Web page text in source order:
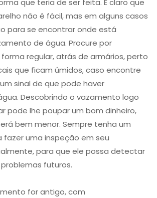
não é fácil, mas em alguns casos
para se encontrar onde está
de água. Procure por
regular, atrás de armários, perto
que ficam úmidos, caso encontre
sinal de que pode haver
Descobrindo o vazamento logo
pode lhe poupar um bom dinheiro,
bem menor. Sempre tenha um
fazer uma inspeção em seu
para que ele possa detectar
futuros.
for antigo, com